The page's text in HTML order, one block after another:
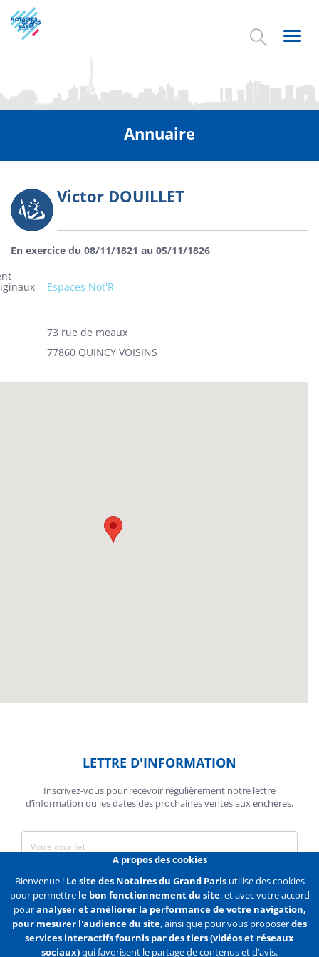
Aller
au
contenu
Annuaire
Photo Victor DOUILLET
En exercice du 08/11/1821 au 05/11/1826
Espaces Not'R
73 rue de meaux
77860 QUINCY VOISINS
LETTRE D'INFORMATION
Inscrivez-vous pour recevoir régulièrement notre lettre
d’information ou les dates des prochaines ventes aux enchères.
J'accepte de recevoir des communications de la Chambre des
Notaires de Paris.
En savoir plus
S'abonner
A propos des cookies
Bienvenue ! Le site des Notaires du Grand Parisutilise des cookies
pour permettre le bon fonctionnement du site, et avec votre accord
pouranalyser et améliorer la performance de votre navigation,
pour mesurer l'audience du site, ainsi que pour vous proposerdes
services interactifs fournis par des tiers (vidéos et réseaux
sociaux)qui favorisent le partage de contenus et d’avis.